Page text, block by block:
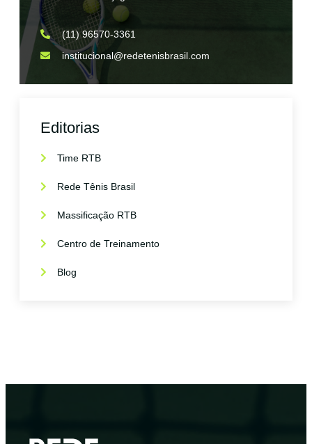
(11) 96570-3361
institucional@redetenisbrasil.com
Editorias
Time RTB
Rede Tênis Brasil
Massificação RTB
Centro de Treinamento
Blog